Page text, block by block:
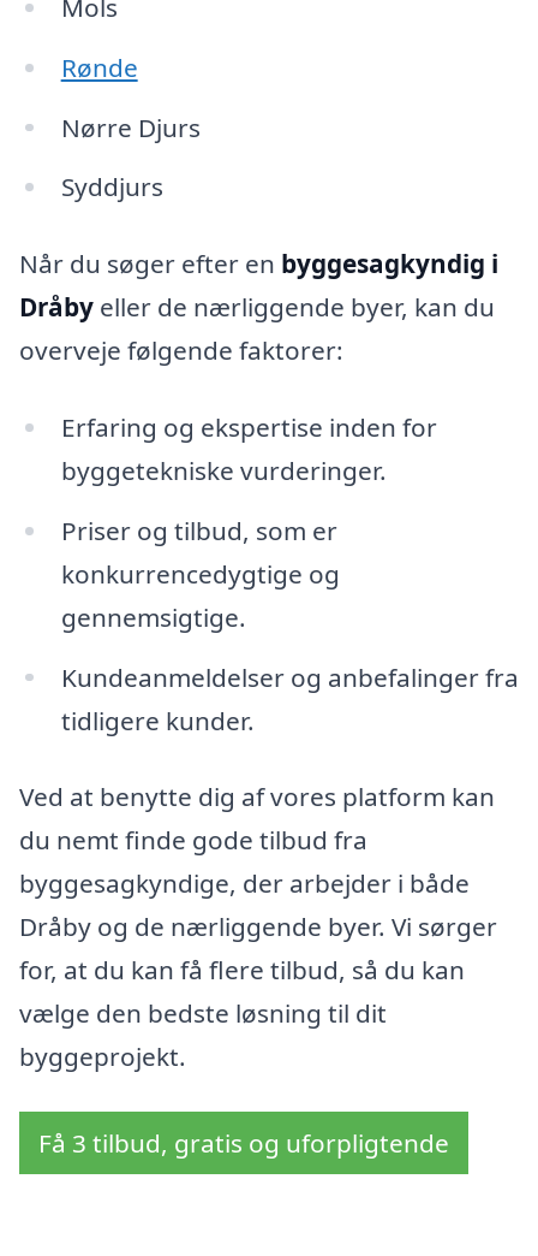
Mols
Rønde
Nørre Djurs
Syddjurs
Når du søger efter en byggesagkyndig i
Dråby eller de nærliggende byer, kan du
overveje følgende faktorer:
Erfaring og ekspertise inden for
byggetekniske vurderinger.
Priser og tilbud, som er
konkurrencedygtige og
gennemsigtige.
Kundeanmeldelser og anbefalinger fra
tidligere kunder.
Ved at benytte dig af vores platform kan
du nemt finde gode tilbud fra
byggesagkyndige, der arbejder i både
Dråby og de nærliggende byer. Vi sørger
for, at du kan få flere tilbud, så du kan
vælge den bedste løsning til dit
byggeprojekt.
Få 3 tilbud, gratis og uforpligtende